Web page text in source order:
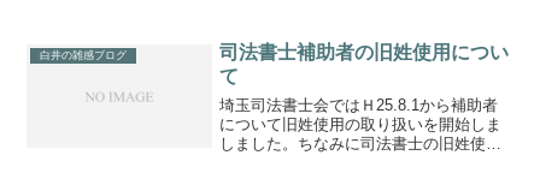
備えた用地購入の費用１２５５万円を計
上。」河北新報-2013...
白井の雑感ブログ
司法書士補助者の旧姓使用につい
て
埼玉司法書士会ではＨ25.8.1から補助者
について旧姓使用の取り扱いを開始しま
しました。ちなみに司法書士の旧姓使用